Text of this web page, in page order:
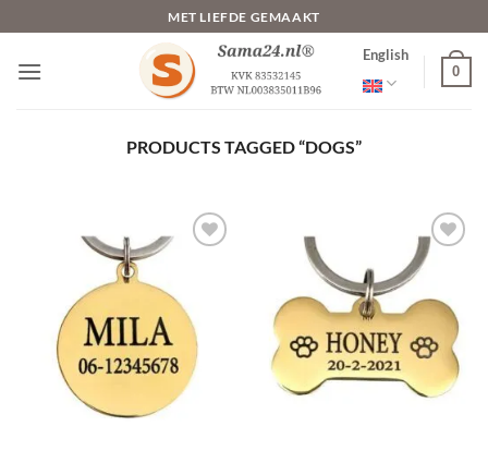
to
content
MET LIEFDE GEMAAKT
English
0
PRODUCTS TAGGED “DOGS”
verlanglijst
Toevoegen
verlanglijst